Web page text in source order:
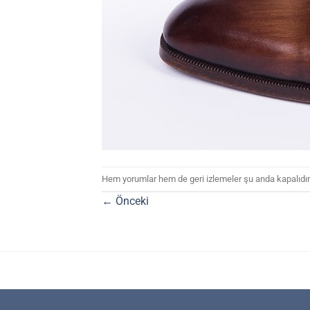
Hem yorumlar hem de geri izlemeler şu anda
← Önceki